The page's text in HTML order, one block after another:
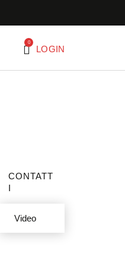
0
LOGIN
CONTATT
I
Video